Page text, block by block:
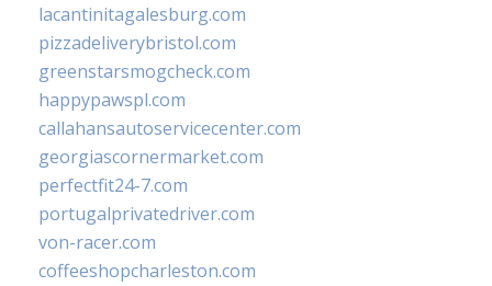
lacantinitagalesburg.com
pizzadeliverybristol.com
greenstarsmogcheck.com
happypawspl.com
callahansautoservicecenter.com
georgiascornermarket.com
perfectfit24-7.com
portugalprivatedriver.com
von-racer.com
coffeeshopcharleston.com